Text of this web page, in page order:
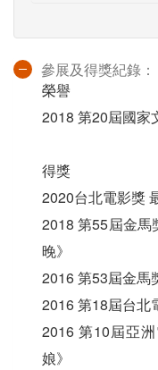
參展及得獎紀錄：
榮譽
2018 第20屆國家
得獎
2020台北電影獎
2018 第55屆金馬
晚》
2016 第53屆金馬
2016 第18屆台北
2016 第10屆亞
娘》